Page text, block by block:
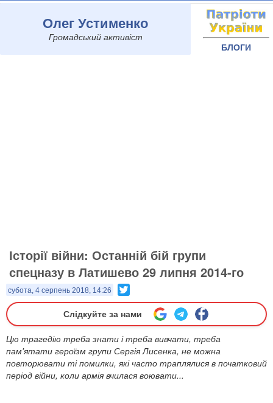
Олег Устименко
Громадський активіст
БЛОГИ
Історії війни: Останній бій групи
спецназу в Латишево 29 липня 2014-го
субота, 4 серпень 2018, 14:26
Слідкуйте за нами
Цю трагедію треба знати і треба вивчати, треба
пам'ятати героїзм групи Сергія Лисенка, не можна
повторювати ті помилки, які часто траплялися в початковий
період війни, коли армія вчилася воювати...